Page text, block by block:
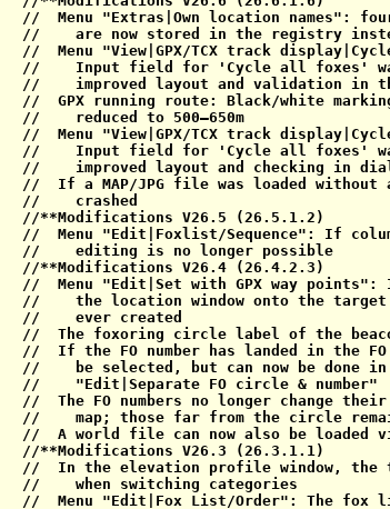
//  Menu "Extras|Own location names":
//    are now stored in the registry
//  Menu "View|GPX/TCX track
//    Input field for 'Cycle all foxes'
//    improved layout and validation in
//  GPX running route: Black/white
//    reduced to 500–650m
//  Menu "View|GPX/TCX track
//    Input field for 'Cycle all foxes'
//    improved layout and checking in
//  If a MAP/JPG file was loaded without
//    crashed
//**Modifications V26.5 (26.5.1.2)
//  Menu "Edit|Foxlist/Sequence": If
//    editing is no longer possible
//**Modifications V26.4 (26.4.2.3)
//  Menu "Edit|Set with GPX way points":
//    the location window onto the
//    ever created
//  The foxoring circle label of the
//  If the FO number has landed in the
//    be selected, but can now be done in
//    "Edit|Separate FO circle & number"
//  The FO numbers no longer change
//    map; those far from the circle
//  A world file can now also be loaded
//**Modifications V26.3 (26.3.1.1)
//  In the elevation profile window, the
//    when switching categories
//  Menu "Edit|Fox List/Order": The fox